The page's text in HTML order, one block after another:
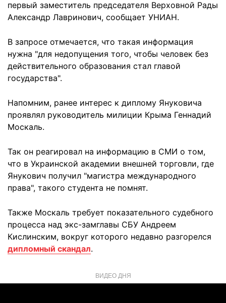
первый заместитель председателя Верховной Рады
Александр Лавринович, сообщает УНИАН.
В запросе отмечается, что такая информация
нужна "для недопущения того, чтобы человек без
действительного образования стал главой
государства".
Напомним, ранее интерес к диплому Януковича
проявлял руководитель милиции Крыма Геннадий
Москаль.
Так он реагировал на информацию в СМИ о том,
что в Украинской академии внешней торговли, где
Янукович получил "магистра международного
права", такого студента не помнят.
Также Москаль требует показательного судебного
процесса над экс-замглавы СБУ Андреем
Кислинским, вокруг которого недавно разгорелся
дипломный скандал.
ВИДЕО ДНЯ